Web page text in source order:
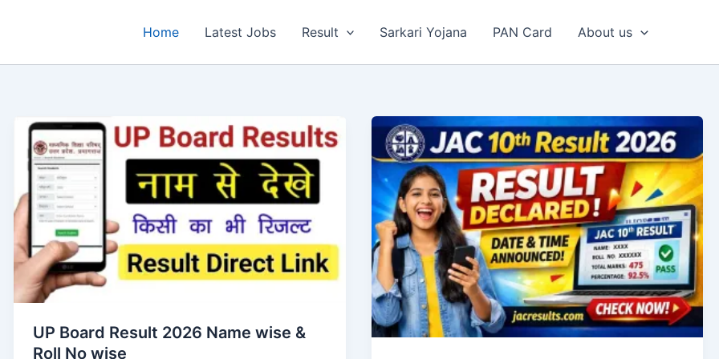
Home Latest Jobs Result Sarkari Yojana PAN Card About us
UP Board Result 2026 Name wise &
Roll No wise